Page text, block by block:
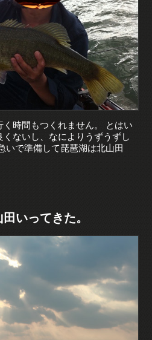
時間もつくれません。 とはい
ないし、なによりうずうずし
いで準備して琵琶湖は北山田
いってきた。